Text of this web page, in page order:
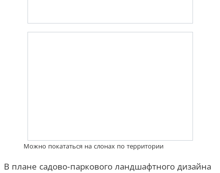
Можно покататься на слонах по территории
В плане садово-паркового ландшафтного дизайна